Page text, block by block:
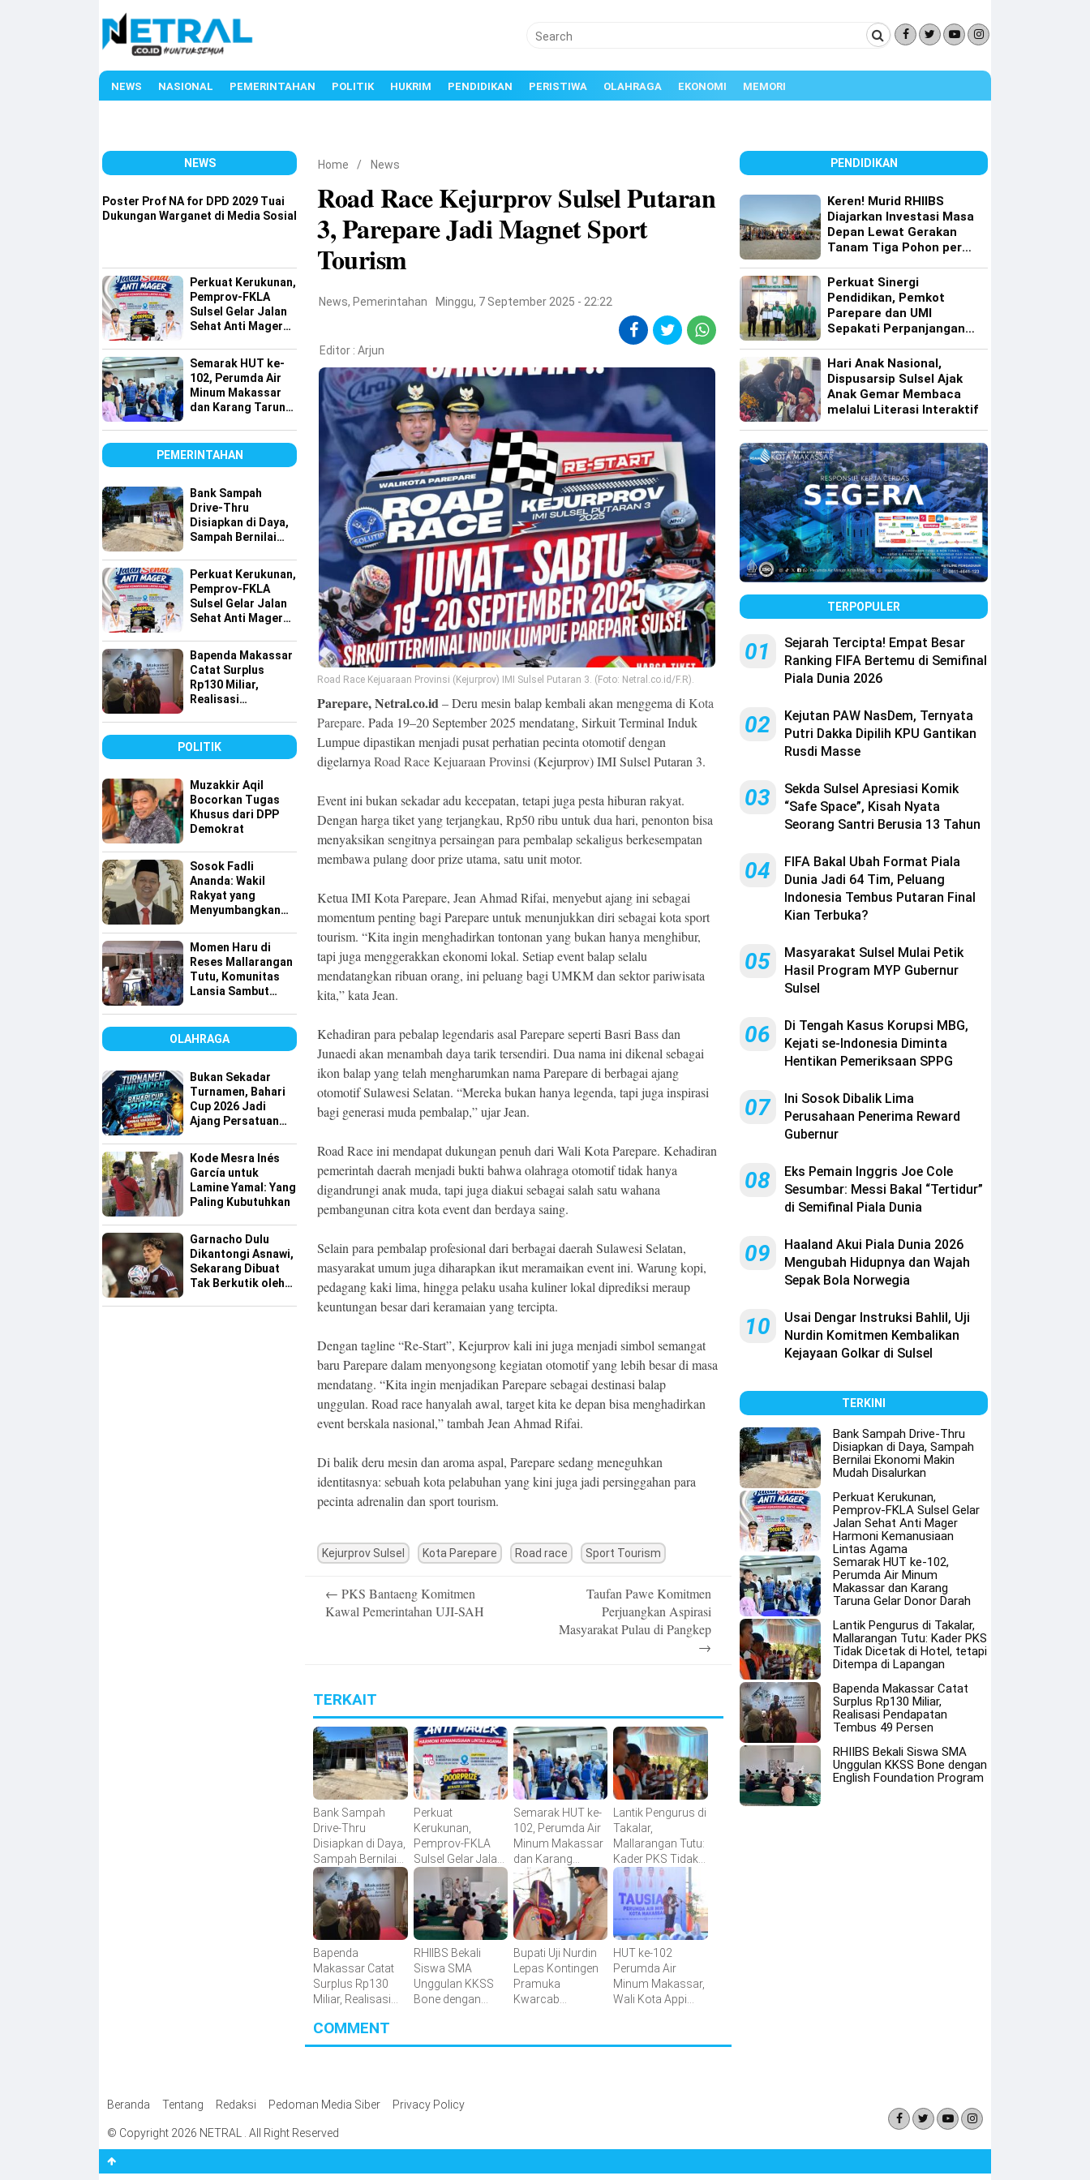
NEWS NASIONAL PEMERINTAHAN POLITIK HUKRIM PENDIDIKAN PERISTIWA OLAHRAGA EKONOMI MEMORI
NEWS
Poster Prof NA for DPD 2029 Tuai
Dukungan Warganet di Media Sosial
Perkuat Kerukunan,
Pemprov-FKLA
Sulsel Gelar Jalan
Sehat Anti Mager
Lintas Agama
Semarak HUT ke-
102, Perumda Air
Minum Makassar
dan Karang Taruna
PEMERINTAHAN
Bank Sampah
Drive-Thru
Disiapkan di Daya,
Sampah Bernilai
Perkuat Kerukunan,
Pemprov-FKLA
Sulsel Gelar Jalan
Sehat Anti Mager
Lintas Agama
Bapenda Makassar
Catat Surplus
Rp130 Miliar,
Realisasi
POLITIK
Muzakkir Aqil
Bocorkan Tugas
Khusus dari DPP
Demokrat
Sosok Fadli
Ananda: Wakil
Rakyat yang
Menyumbangkan
Kurang Mampu
Momen Haru di
Reses Mallarangan
Tutu, Komunitas
Lansia Sambut
OLAHRAGA
Bukan Sekadar
Turnamen, Bahari
Cup 2026 Jadi
Ajang Persatuan
Sinjai
Kode Mesra Inés
García untuk
Lamine Yamal: Yang
Paling Kubutuhkan
Garnacho Dulu
Dikantongi Asnawi,
Sekarang Dibuat
Tak Berkutik oleh
Home / News
Road Race Kejurprov Sulsel Putaran
3, Parepare Jadi Magnet Sport
Tourism
News, Pemerintahan Minggu, 7 September 2025 - 22:22
Editor :Arjun
Road Race Kejuaraan Provinsi (Kejurprov) IMI Sulsel Putaran 3. (Foto: Netral.co.id/F.R).
Parepare, Netral.co.id– Deru mesin balap kembali akan menggema diKota
Parepare. Pada 19–20 September 2025 mendatang, Sirkuit Terminal Induk
Lumpue dipastikan menjadi pusat perhatian pecinta otomotif dengan
digelarnyaRoad Race Kejuaraan Provinsi(Kejurprov) IMI Sulsel Putaran 3.
Event ini bukan sekadar adu kecepatan, tetapi juga pesta hiburan rakyat.
Dengan harga tiket yang terjangkau, Rp50 ribu untuk dua hari, penonton bisa
menyaksikan sengitnya persaingan para pembalap sekaligus berkesempatan
membawa pulang door prize utama, satu unit motor.
Ketua IMI Kota Parepare, Jean Ahmad Rifai, menyebut ajang ini sebagai
momentum penting bagi Parepare untuk menunjukkan diri sebagai kota sport
tourism. “Kita ingin menghadirkan tontonan yang bukan hanya menghibur,
tapi juga menggerakkan ekonomi lokal. Setiap event balap selalu
mendatangkan ribuan orang, ini peluang bagi UMKM dan sektor pariwisata
kita,” kata Jean.
Kehadiran para pebalap legendaris asal Parepare seperti Basri Bass dan
Junaedi akan menambah daya tarik tersendiri. Dua nama ini dikenal sebagai
ikon balap yang telah mengharumkan nama Parepare di berbagai ajang
otomotif Sulawesi Selatan. “Mereka bukan hanya legenda, tapi juga inspirasi
bagi generasi muda pembalap,” ujar Jean.
Road Race ini mendapat dukungan penuh dari Wali Kota Parepare. Kehadiran
pemerintah daerah menjadi bukti bahwa olahraga otomotif tidak hanya
digandrungi anak muda, tapi juga diakui sebagai salah satu wahana
pembangunan citra kota event dan berdaya saing.
Selain para pembalap profesional dari berbagai daerah Sulawesi Selatan,
masyarakat umum juga diharapkan ikut meramaikan event ini. Warung kopi,
pedagang kaki lima, hingga pelaku usaha kuliner lokal diprediksi meraup
keuntungan besar dari keramaian yang tercipta.
Dengan tagline “Re-Start”, Kejurprov kali ini juga menjadi simbol semangat
baru Parepare dalam menyongsong kegiatan otomotif yang lebih besar di masa
mendatang. “Kita ingin menjadikan Parepare sebagai destinasi balap
unggulan. Road race hanyalah awal, target kita ke depan bisa menghadirkan
event berskala nasional,” tambah Jean Ahmad Rifai.
Di balik deru mesin dan aroma aspal, Parepare sedang meneguhkan
identitasnya: sebuah kota pelabuhan yang kini juga jadi persinggahan para
pecinta adrenalin dan sport tourism.
Kejurprov Sulsel Kota Parepare Road race Sport Tourism
navigation
← PKS Bantaeng Komitmen
Kawal Pemerintahan UJI-SAH
Taufan Pawe Komitmen
Perjuangkan Aspirasi
Masyarakat Pulau di Pangkep
→
TERKAIT
Bank Sampah
Drive-Thru
Disiapkan di Daya,
Sampah Bernilai
Ekonomi Makin
Mudah Disalurkan
Perkuat
Kerukunan,
Pemprov-FKLA
Sulsel Gelar Jalan
Sehat Anti Mager
Harmoni
Kemanusiaan
Lintas Agama
Semarak HUT ke-
102, Perumda Air
Minum Makassar
dan Karang
Taruna Gelar
Donor Darah
Lantik Pengurus di
Takalar,
Mallarangan Tutu:
Kader PKS Tidak
Dicetak di Hotel,
tetapi Ditempa di
Lapangan
Bapenda
Makassar Catat
Surplus Rp130
Miliar, Realisasi
Tembus 49
Persen
RHIIBS Bekali
Siswa SMA
Unggulan KKSS
Bone dengan
Program
Bupati Uji Nurdin
Lepas Kontingen
Pramuka
Kwarcab
Nasional XII
HUT ke-102
Perumda Air
Minum Makassar,
Wali Kota Appi
Tingkatkan
COMMENT
PENDIDIKAN
Keren! Murid RHIIBS
Diajarkan Investasi Masa
Depan Lewat Gerakan
Tanam Tiga Pohon per
Perkuat Sinergi
Pendidikan, Pemkot
Parepare dan UMI
Sepakati Perpanjangan
Perguruan Tinggi
Hari Anak Nasional,
Dispusarsip Sulsel Ajak
Anak Gemar Membaca
melalui Literasi Interaktif
TERPOPULER
01
Sejarah Tercipta! Empat Besar
Ranking FIFA Bertemu di Semifinal
Piala Dunia 2026
02
Kejutan PAW NasDem, Ternyata
Putri Dakka Dipilih KPU Gantikan
Rusdi Masse
03
Sekda Sulsel Apresiasi Komik
“Safe Space”, Kisah Nyata
Seorang Santri Berusia 13 Tahun
04
FIFA Bakal Ubah Format Piala
Dunia Jadi 64 Tim, Peluang
Indonesia Tembus Putaran Final
Kian Terbuka?
05
Masyarakat Sulsel Mulai Petik
Hasil Program MYP Gubernur
Sulsel
06
Di Tengah Kasus Korupsi MBG,
Kejati se-Indonesia Diminta
Hentikan Pemeriksaan SPPG
07
Ini Sosok Dibalik Lima
Perusahaan Penerima Reward
Gubernur
08
Eks Pemain Inggris Joe Cole
Sesumbar: Messi Bakal “Tertidur”
di Semifinal Piala Dunia
09
Haaland Akui Piala Dunia 2026
Mengubah Hidupnya dan Wajah
Sepak Bola Norwegia
10
Usai Dengar Instruksi Bahlil, Uji
Nurdin Komitmen Kembalikan
Kejayaan Golkar di Sulsel
TERKINI
Bank Sampah Drive-Thru
Disiapkan di Daya, Sampah
Bernilai Ekonomi Makin
Mudah Disalurkan
Perkuat Kerukunan,
Pemprov-FKLA Sulsel Gelar
Jalan Sehat Anti Mager
Harmoni Kemanusiaan
Lintas Agama
Semarak HUT ke-102,
Perumda Air Minum
Makassar dan Karang
Taruna Gelar Donor Darah
Lantik Pengurus di Takalar,
Mallarangan Tutu: Kader PKS
Tidak Dicetak di Hotel, tetapi
Ditempa di Lapangan
Bapenda Makassar Catat
Surplus Rp130 Miliar,
Realisasi Pendapatan
Tembus 49 Persen
RHIIBS Bekali Siswa SMA
Unggulan KKSS Bone dengan
English Foundation Program
Beranda Tentang Redaksi Pedoman Media Siber Privacy Policy
© Copyright 2026 NETRAL . All Right Reserved